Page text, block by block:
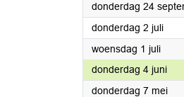
donderdag 24
donderdag 2 juli2026
woensdag 1 juli2026
donderdag 4 juni2026
donderdag 7 mei2026